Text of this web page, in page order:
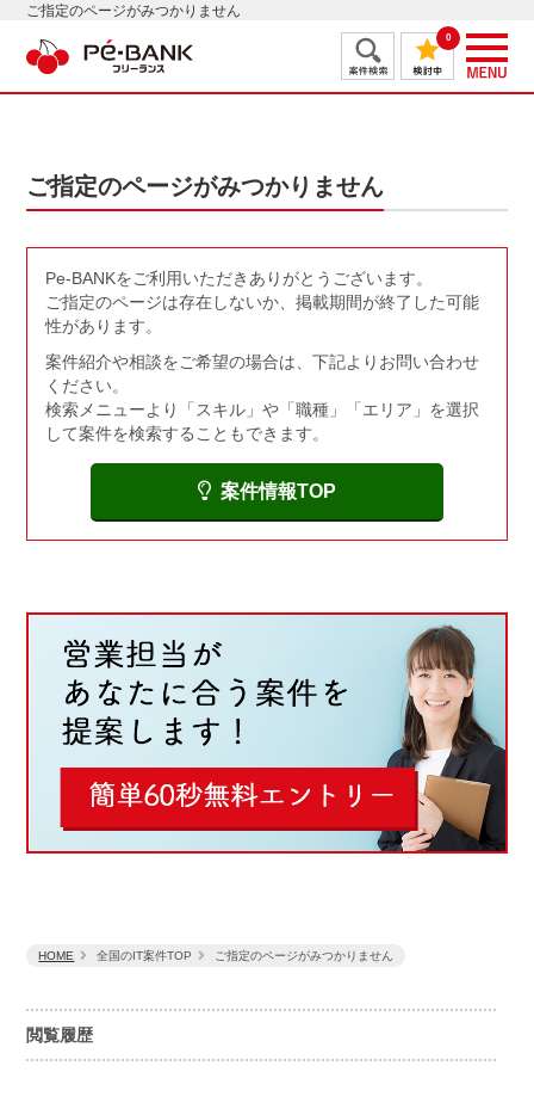
ご指定のページがみつかりません
0
閲覧履歴
HOME 全国のIT案件TOP ご指定のページがみつかりません
ご指定のページがみつかりません
Pe-BANKをご利用いただきありがとうございます。
ご指定のページは存在しないか、掲載期間が終了した可能
性があります。
案件紹介や相談をご希望の場合は、下記よりお問い合わせ
ください。
検索メニューより「スキル」や「職種」「エリア」を選択
して案件を検索することもできます。
案件情報TOP